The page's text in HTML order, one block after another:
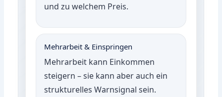
und zu welchem Preis.
Mehrarbeit & Einspringen
Mehrarbeit kann Einkommen
steigern – sie kann aber auch ein
strukturelles Warnsignal sein.